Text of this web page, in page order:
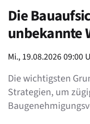
Die
unbekannte
Product information
Mi., 19.08.2026 09:00
Die wichtigsten
Strategien, um